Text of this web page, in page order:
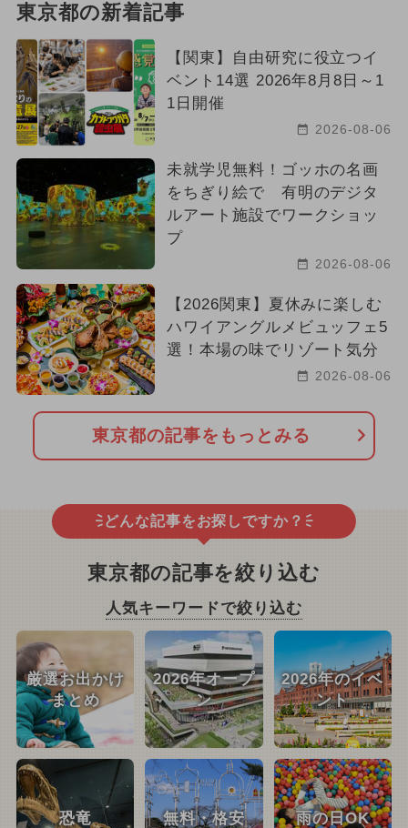
東京都の新着記事
【関東】自由研究に役立つイ
ベント14選 2026年8月8日～1
1日開催
2026-08-06
未就学児無料！ゴッホの名画
をちぎり絵で 有明のデジタ
ルアート施設でワークショッ
プ
2026-08-06
【2026関東】夏休みに楽しむ
ハワイアングルメビュッフェ5
選！本場の味でリゾート気分
2026-08-06
東京都の記事をもっとみる
どんな記事をお探しですか？
東京都の記事を絞り込む
人気キーワードで絞り込む
厳選お出かけ
まとめ
2026年オープ
ン
2026年のイベ
ント
恐竜 無料・格安 雨の日OK